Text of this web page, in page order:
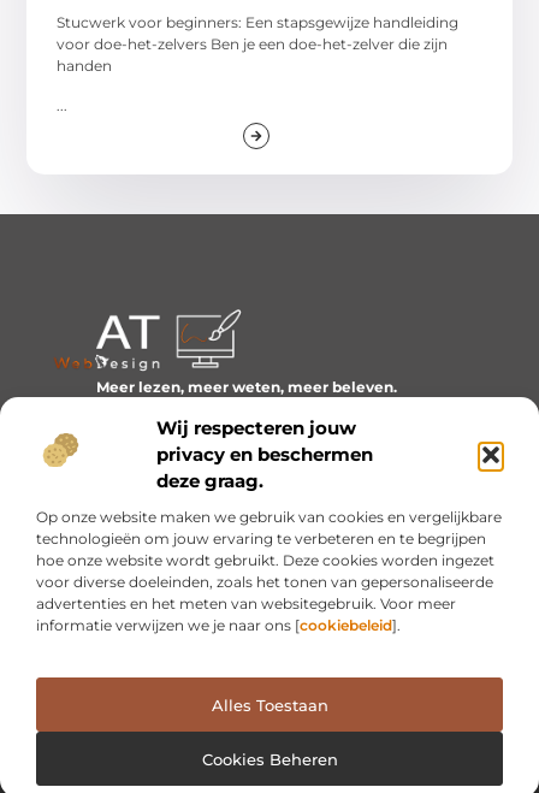
Wij respecteren jouw
privacy en beschermen
deze graag.
Op onze website maken we gebruik van cookies en vergelijkbare
technologieën om jouw ervaring te verbeteren en te begrijpen
hoe onze website wordt gebruikt. Deze cookies worden ingezet
voor diverse doeleinden, zoals het tonen van gepersonaliseerde
advertenties en het meten van websitegebruik. Voor meer
informatie verwijzen we je naar ons [cookiebeleid].
Alles Toestaan
Cookies Beheren
Stucwerk voor beginners: Een stapsgewijze handleiding
voor doe-het-zelvers Ben je een doe-het-zelver die zijn
handen
Meer lezen, meer weten, meer beleven.
het dagelijks leven boeiend maakt.
Bericht categorie
Onze informatie
@2025 www.at-webdesign.nl. All Right Reserved.